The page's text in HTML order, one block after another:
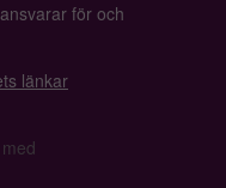
för och
länkar